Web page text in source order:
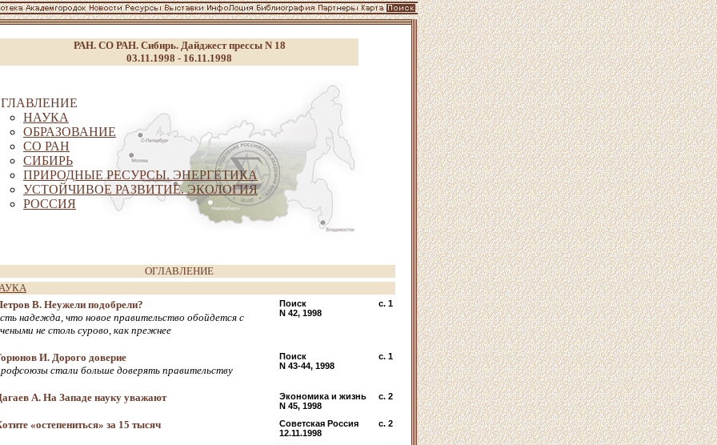
РАН. СО РАН. Сибирь. Дайджест прессы N 18
03.11.1998 - 16.11.1998
НАУКА
ОБРАЗОВАНИЕ
СО РАН
СИБИРЬ
ПРИРОДНЫЕ РЕСУРСЫ. ЭНЕРГЕТИКА
УСТОЙЧИВОЕ РАЗВИТИЕ. ЭКОЛОГИЯ
РОССИЯ
ОГЛАВЛЕНИЕ
В. Неужели подобрели?
надежда, что новое правительство обойдется с
не столь сурово, как прежнее
Поиск
N 42, 1998
c. 1
И. Дорого доверие
стали больше доверять правительству
Поиск
N 43-44, 1998
c. 1
А. На Западе науку уважают
Экономика и жизнь
N 45, 1998
c. 2
«остепениться» за 15 тысяч
Советская Россия
12.11.1998
c. 2